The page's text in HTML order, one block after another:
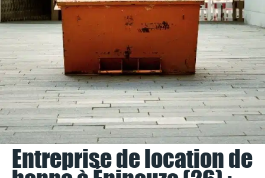
Entreprise de location de